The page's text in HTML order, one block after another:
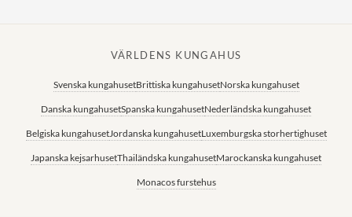
VÄRLDENS KUNGAHUS
Svenska kungahusetBrittiska kungahusetNorska kungahuset
Danska kungahusetSpanska kungahusetNederländska kungahuset
Belgiska kungahusetJordanska kungahusetLuxemburgska storhertighuset
Japanska kejsarhusetThailändska kungahusetMarockanska kungahuset
Monacos furstehus